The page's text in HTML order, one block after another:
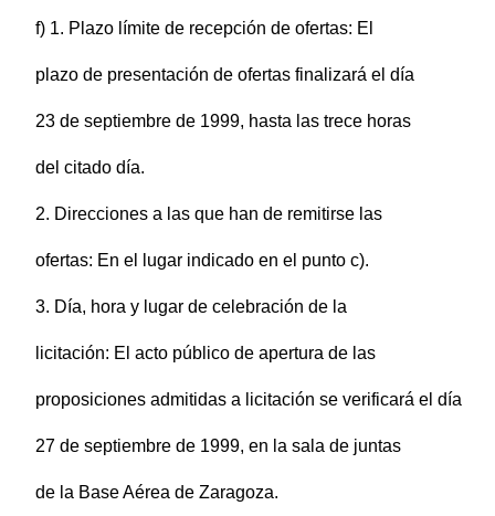
f) 1. Plazo límite de recepción de ofertas: El
plazo de presentación de ofertas finalizará el día
23 de septiembre de 1999, hasta las trece horas
del citado día.
2. Direcciones a las que han de remitirse las
ofertas: En el lugar indicado en el punto c).
3. Día, hora y lugar de celebración de la
licitación: El acto público de apertura de las
proposiciones admitidas a licitación se verificará el día
27 de septiembre de 1999, en la sala de juntas
de la Base Aérea de Zaragoza.